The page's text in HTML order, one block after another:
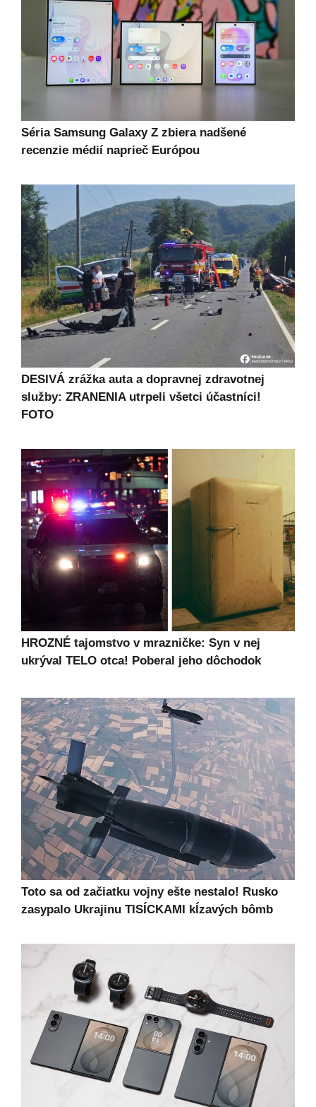
Séria Samsung Galaxy Z zbiera nadšené
recenzie médií naprieč Európou
DESIVÁ zrážka auta a dopravnej zdravotnej
služby: ZRANENIA utrpeli všetci účastníci!
FOTO
HROZNÉ tajomstvo v mrazničke: Syn v nej
ukrýval TELO otca! Poberal jeho dôchodok
Toto sa od začiatku vojny ešte nestalo! Rusko
zasypalo Ukrajinu TISÍCKAMI kĺzavých bômb